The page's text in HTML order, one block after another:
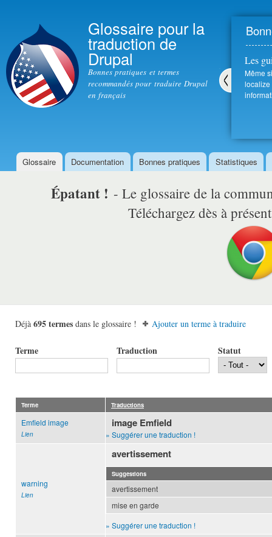
Glossaire pour la
traduction de
Drupal
Bonnes pratiques et termes
recommandés pour traduire Drupal
en français
Les
Même
localize
Menu principal
Glossaire Documentation Bonnes pratiques Statistiques
Épatant ! - Le glossaire de la
Téléchargez dès à
Déjà 695 termes dans le glossaire ! Ajouter un terme à traduire
Terme Traduction Statut
Terme Traductions
Emfield image
Lien
image Emfield
» Suggérer une traduction !
warning
Lien
avertissement
Suggestions
avertissement
mise en garde
» Suggérer une traduction !